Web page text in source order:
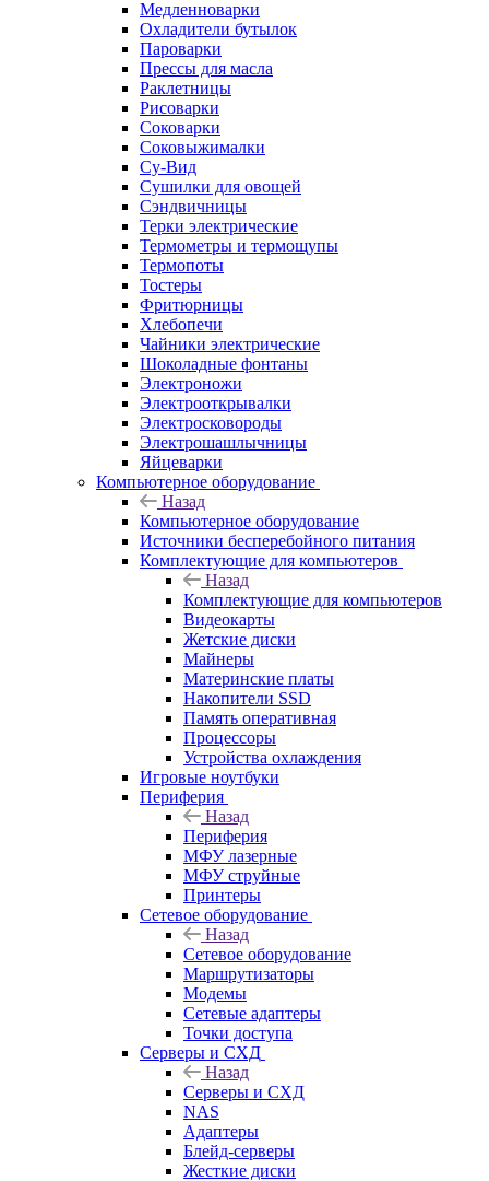
Медленноварки
Охладители бутылок
Пароварки
Прессы для масла
Раклетницы
Рисоварки
Соковарки
Соковыжималки
Су-Вид
Сушилки для овощей
Сэндвичницы
Терки электрические
Термометры и термощупы
Термопоты
Тостеры
Фритюрницы
Хлебопечи
Чайники электрические
Шоколадные фонтаны
Электроножи
Электрооткрывалки
Электросковороды
Электрошашлычницы
Яйцеварки
Компьютерное оборудование
Назад
Компьютерное оборудование
Источники бесперебойного питания
Комплектующие для компьютеров
Назад
Комплектующие для компьютеров
Видеокарты
Жетские диски
Майнеры
Материнские платы
Накопители SSD
Память оперативная
Процессоры
Устройства охлаждения
Игровые ноутбуки
Периферия
Назад
Периферия
МФУ лазерные
МФУ струйные
Принтеры
Сетевое оборудование
Назад
Сетевое оборудование
Маршрутизаторы
Модемы
Сетевые адаптеры
Точки доступа
Серверы и СХД
Назад
Серверы и СХД
NAS
Адаптеры
Блейд-серверы
Жесткие диски